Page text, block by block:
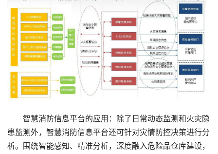
智慧消防信息平台的应用：除了日常动态监测和火灾隐
患监测外，智慧消防信息平台还可针对灾情防控决策进行分
析。围绕智能感知、精准分析，深度融入危险品仓库建设，